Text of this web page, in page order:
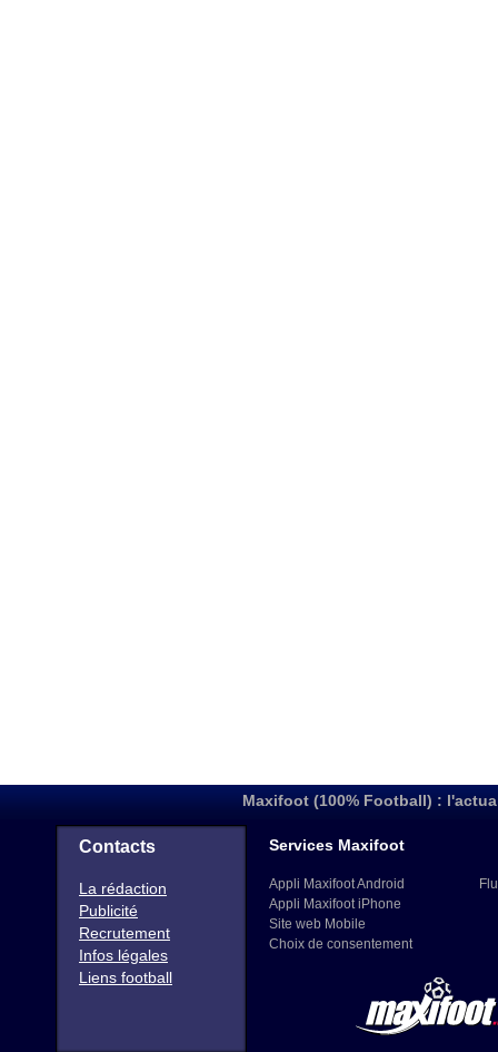
Maxifoot (100% Football) :
Contacts
La rédaction
Publicité
Recrutement
Infos légales
Liens football
Services Maxifoot
Appli Maxifoot Android
Appli Maxifoot iPhone
Site web Mobile
Choix de consentement